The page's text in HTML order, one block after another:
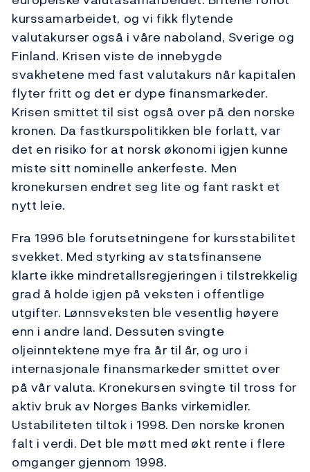
kurssamarbeidet, og vi fikk flytende
valutakurser også i våre naboland, Sverige og
Finland. Krisen viste de innebygde
svakhetene med fast valutakurs når kapitalen
flyter fritt og det er dype finansmarkeder.
Krisen smittet til sist også over på den norske
kronen. Da fastkurspolitikken ble forlatt, var
det en risiko for at norsk økonomi igjen kunne
miste sitt nominelle ankerfeste. Men
kronekursen endret seg lite og fant raskt et
nytt leie.
Fra 1996 ble forutsetningene for kursstabilitet
svekket. Med styrking av statsfinansene
klarte ikke mindretallsregjeringen i tilstrekkelig
grad å holde igjen på veksten i offentlige
utgifter. Lønnsveksten ble vesentlig høyere
enn i andre land. Dessuten svingte
oljeinntektene mye fra år til år, og uro i
internasjonale finansmarkeder smittet over
på vår valuta. Kronekursen svingte til tross for
aktiv bruk av Norges Banks virkemidler.
Ustabiliteten tiltok i 1998. Den norske kronen
falt i verdi. Det ble møtt med økt rente i flere
omganger gjennom 1998.